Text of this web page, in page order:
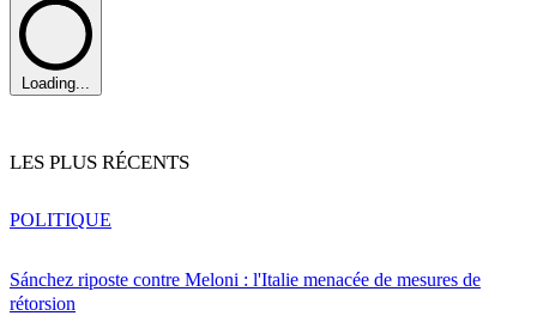
Loading...
LES PLUS RÉCENTS
Sánchez riposte contre Meloni : l'Italie menacée de mesures de
rétorsion
POLITIQUE